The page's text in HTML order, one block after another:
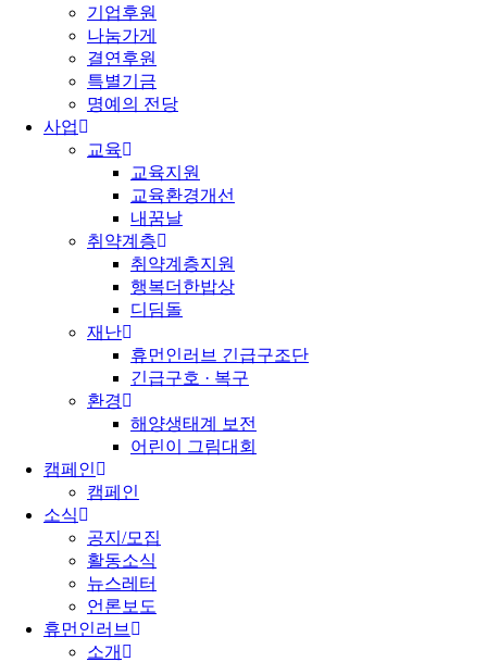
기업후원
나눔가게
결연후원
특별기금
명예의 전당
사업
교육
교육지원
교육환경개선
내꿈날
취약계층
취약계층지원
행복더한밥상
디딤돌
재난
휴먼인러브 긴급구조단
긴급구호 · 복구
환경
해양생태계 보전
어린이 그림대회
캠페인
캠페인
소식
공지/모집
활동소식
뉴스레터
언론보도
휴먼인러브
소개